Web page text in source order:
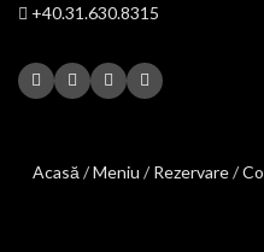
+40.31.630.8315
Acasă /Meniu / Rezervare/